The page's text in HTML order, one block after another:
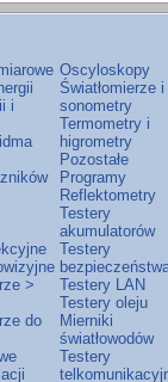
i
>
do
Oscyloskopy
Światłomierze i
sonometry
Termometry i
higrometry
Pozostałe
Programy
Reflektometry
Testery
akumulatorów
Testery
Testery LAN
Testery oleju
Mierniki
światłowodów
Testery